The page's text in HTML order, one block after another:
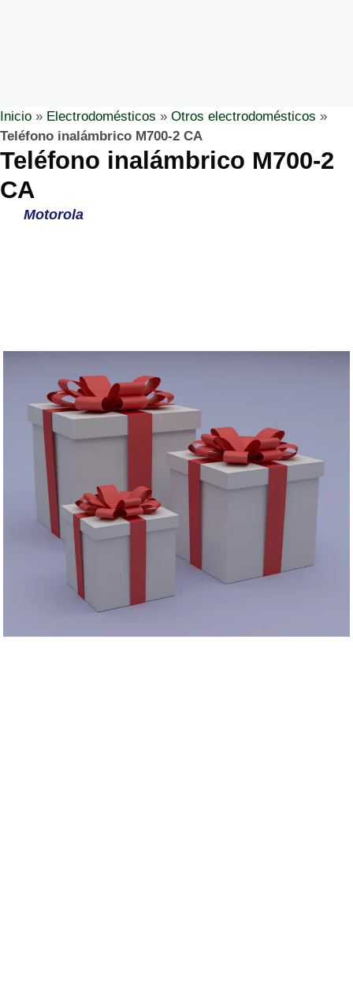
Inicio » Electrodomésticos » Otros electrodomésticos »
Teléfono inalámbrico M700-2 CA
Teléfono inalámbrico M700-2
CA
Motorola